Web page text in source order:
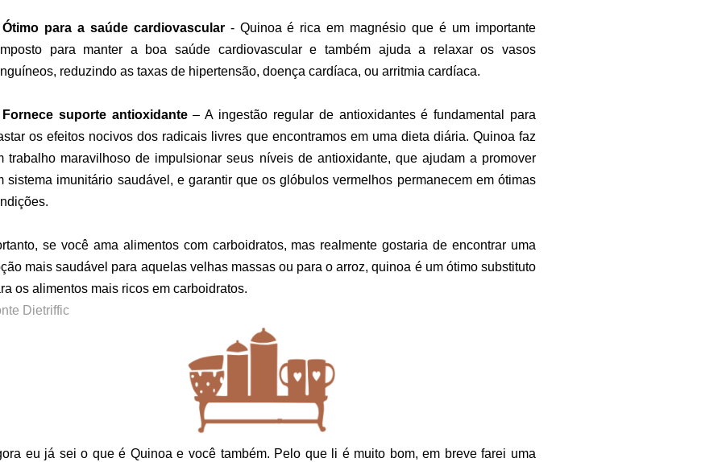
Ótimo para a saúde cardiovascular- Quinoa é rica em magnésio que é um importante
para manter a boa saúde cardiovascular e também ajuda a relaxar os vasos
reduzindo as taxas de hipertensão, doença cardíaca, ou arritmia cardíaca.
Fornece suporte antioxidante– A ingestão regular de antioxidantes é fundamental para
os efeitos nocivos dos radicais livres que encontramos em uma dieta diária. Quinoa faz
trabalho maravilhoso de impulsionar seus níveis de antioxidante, que ajudam a promover
sistema imunitário saudável, e garantir que os glóbulos vermelhos permanecem em ótimas
se você ama alimentos com carboidratos, mas realmente gostaria de encontrar uma
mais saudável para aquelas velhas massas ou para o arroz, quinoa é um ótimo substituto
os alimentos mais ricos em carboidratos.
Dietriffic
eu já sei o que é Quinoa e você também. Pelo que li é muito bom, em breve farei uma